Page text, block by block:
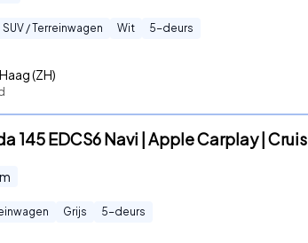
SUV / Terreinwagen Wit 5-deurs
(ZH)
145 EDCS6 Navi | Apple Carplay |
Grijs 5-deurs